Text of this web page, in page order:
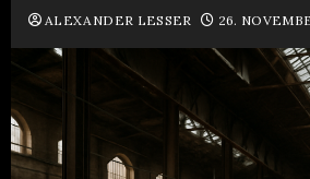
ALEXANDER LESSER 26.